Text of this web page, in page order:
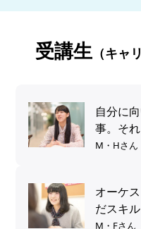
受講生（キャ
自分に
事。そ
M・Hさん
オーケ
だスキ
へ。
M・Fさん